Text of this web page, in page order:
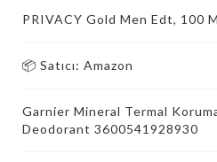
PRIVACY Gold Men Edt, 100
📦 Satıcı: Amazon
Garnier Mineral Termal
Deodorant 3600541928930